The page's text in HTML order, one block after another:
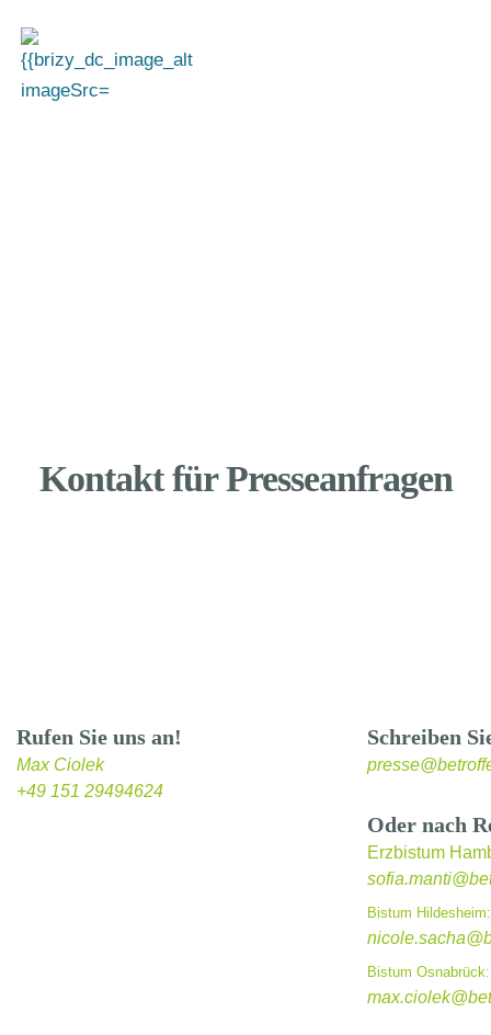
Kontakt für Presseanfragen
Rufen Sie uns an!
Max Ciolek
+49 151 29494624
Schreiben
Oder nach
Erzbistum
Bistum
Bistum